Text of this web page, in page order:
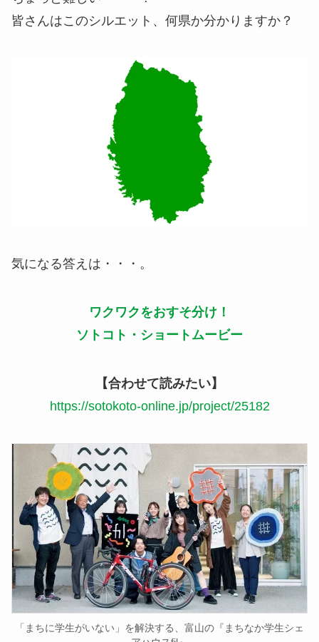
皆さんはこのシルエット、何県か分かりますか？
気になる答えは・・・。
ワクワクをおすそ分け！
ソトコト・ショートムービー
【合わせて読みたい】
https://sotokoto-online.jp/project/25182
「まちに学生がいない」を解決する、富山の『まちなか学生シェ